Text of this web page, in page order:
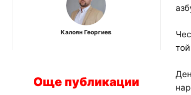
Калоян Георгиев
Още публикации